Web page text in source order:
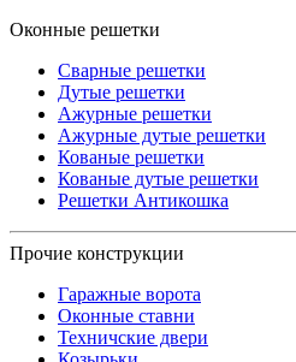
Оконные решетки
Сварные решетки
Дутые решетки
Ажурные решетки
Ажурные дутые решетки
Кованые решетки
Кованые дутые решетки
Решетки Антикошка
Прочие конструкции
Гаражные ворота
Оконные ставни
Техничские двери